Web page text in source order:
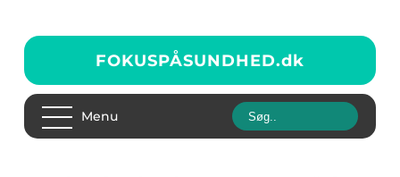
FOKUSPÅSUNDHED.dk
Menu